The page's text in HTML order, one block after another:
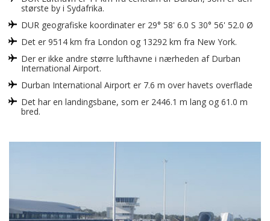
største by i Sydafrika.
DUR geografiske koordinater er 29° 58' 6.0 S 30° 56' 52.0 Ø
Det er 9514 km fra London og 13292 km fra New York.
Der er ikke andre større lufthavne i nærheden af ​​Durban
International Airport.
Durban International Airport er 7.6 m over havets overflade
Det har en landingsbane, som er 2446.1 m lang og 61.0 m
bred.